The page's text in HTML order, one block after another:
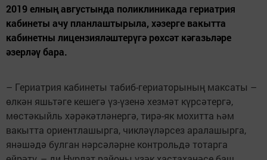
2019 елның августында поликлиникада гериатрия
кабинеты ачу планлаштырыла, хәзерге вакытта
кабинетны лицензияләштерүгә рөхсәт кәгазьләре
әзерләү бара.
– Гериатрия кабинеты табиб-гериаторының максаты –
өлкән яшьтәге кешегә үз-үзенә хезмәт күрсәтергә,
мөстәкыйль хәрәкәтләнергә, тирә-як мохитта һәм
вакытта ориентлашырга, чикләүләрсез аралашырга,
янәшәдә булган нәрсәләрне контрольдә тотарга